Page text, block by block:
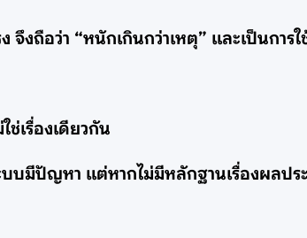
งถือว่า “หนักเกินกว่าเหตุ” และเป็นกา
ช่เรื่องเดียวกัน
มีปัญหา แต่หากไม่มีหลักฐานเรื่องผลปร